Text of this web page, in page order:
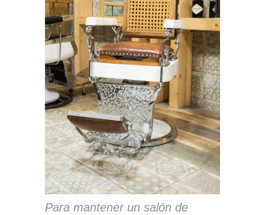
Para mantener un salón de